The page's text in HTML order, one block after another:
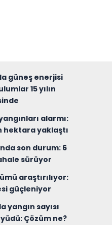
güneş enerjisi
15 yılın
alarmı:
hektara yaklaştı
son durum: 6
sürüyor
araştırılıyor:
güçleniyor
yangın sayısı
Çözüm ne?